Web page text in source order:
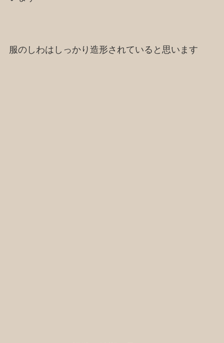
服のしわはしっかり造形されていると思います